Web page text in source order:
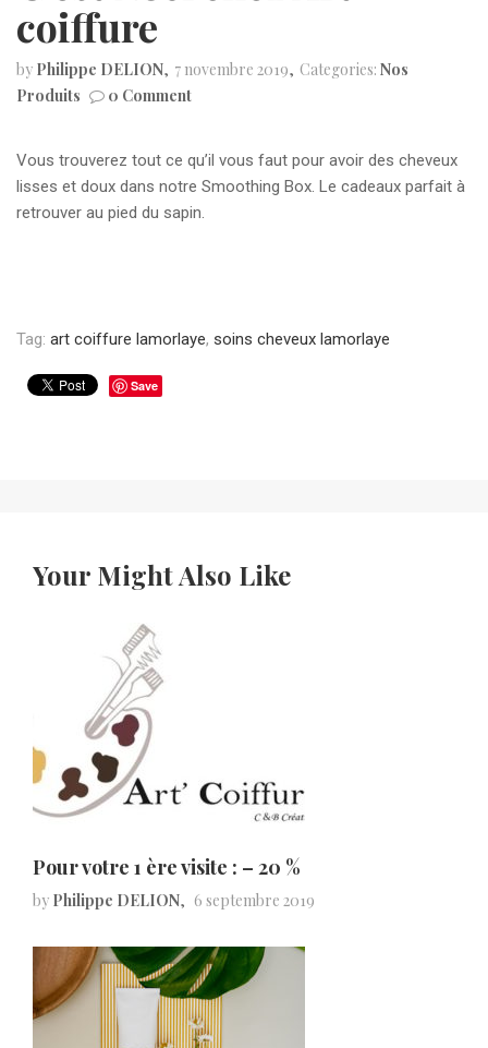
coiffure
by Philippe DELION 7 novembre 2019 Categories: Nos
Produits
0 Comment
Vous trouverez tout ce qu’il vous faut pour avoir des cheveux
lisses et doux dans notre Smoothing Box. Le cadeaux parfait à
retrouver au pied du sapin.
Tag: art coiffure lamorlaye, soins cheveux lamorlaye
Save
Your Might Also Like
Pour votre 1 ère visite : – 20 %
by Philippe DELION 6 septembre 2019